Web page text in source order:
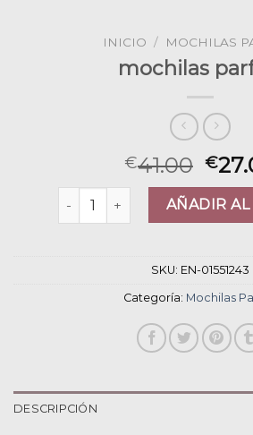
INICIO / MOCHILAS
mochilas
€41.00 €
mochilas parfois cantidad
AÑADIR
SKU: EN-01551243
Categoría: Mochilas
DESCRIPCIÓN